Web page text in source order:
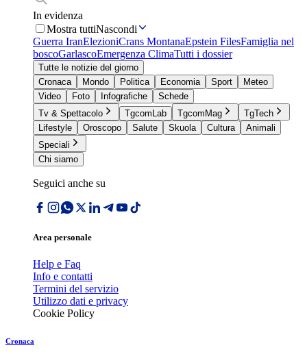
In evidenza
Mostra tuttiNascondi
Guerra IranElezioniCrans MontanaEpstein FilesFamiglia nel
boscoGarlascoEmergenza ClimaTutti i dossier
Tutte le notizie del giorno
Cronaca
Mondo Politica Economia Sport
Meteo
Video
Foto Infografiche
Schede
Tv & Spettacolo
TgcomLab TgcomMag
TgTech
Lifestyle
Oroscopo Salute Skuola Cultura
Animali
Speciali
Chi siamo
Seguici anche su
Area personale
Help e Faq
Info e contatti
Termini del servizio
Utilizzo dati e privacy
Cookie Policy
Cronaca